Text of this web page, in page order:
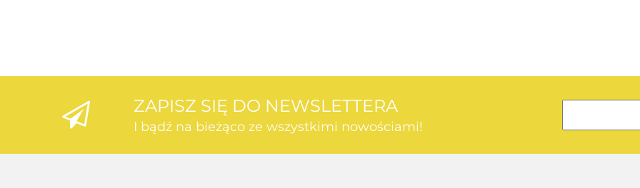
ZAPISZ SIĘ DO NEWSLETTERA
I bądź na bieżąco ze wszystkimi nowościami!